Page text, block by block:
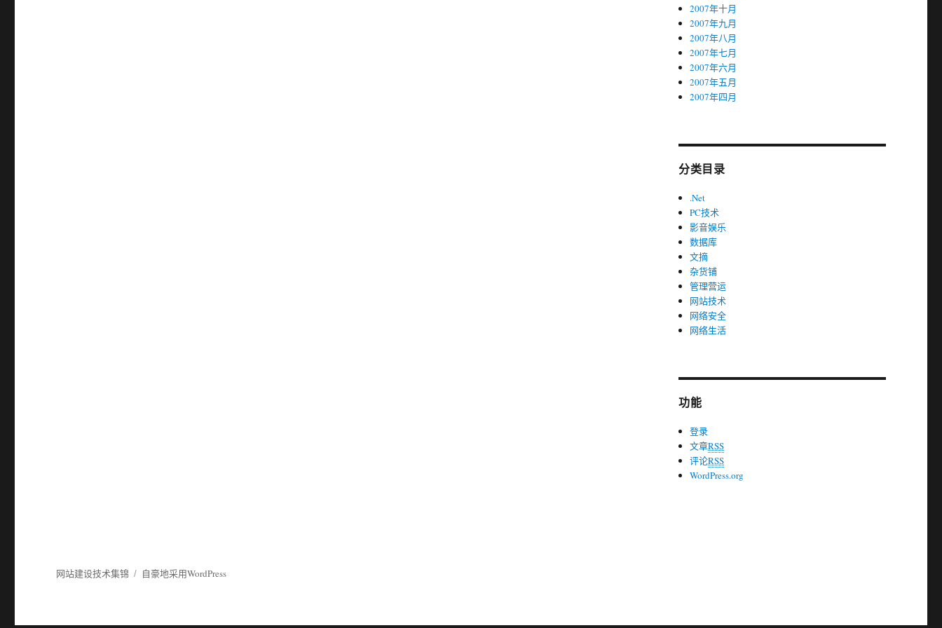
2007年十月
2007年九月
2007年八月
2007年七月
2007年六月
2007年五月
2007年四月
分类目录
.Net
PC技术
影音娱乐
数据库
文摘
杂货铺
管理营运
网站技术
网络安全
网络生活
功能
登录
文章RSS
评论RSS
WordPress.org
网站建设技术集锦 自豪地采用WordPress